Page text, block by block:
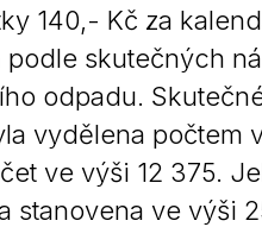
140,- Kč za
skutečných
odpadu.
vydělena počtem
ve výši 12 375.
stanovena ve výši